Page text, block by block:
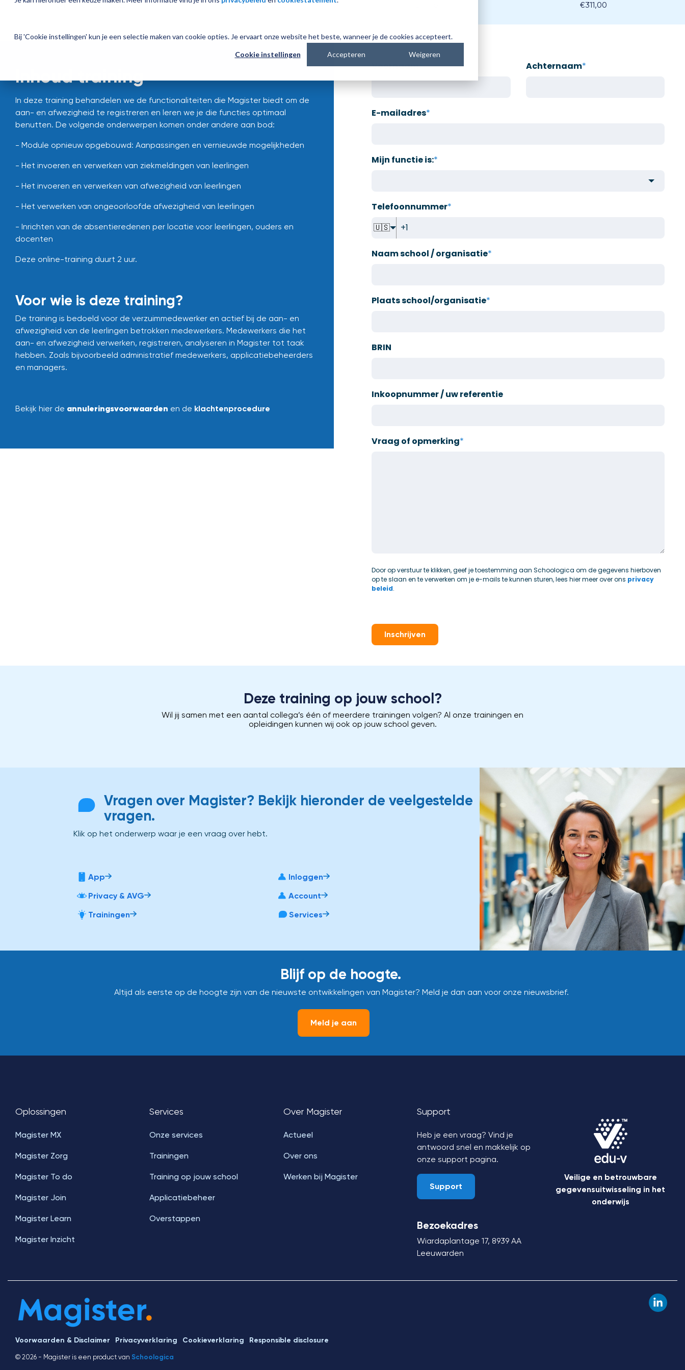
Bij 'Cookie instellingen' kun je een selectie maken van cookie opties. Je ervaart onze website het beste, wanneer je de cookies accepteert.
Cookie instellingen Accepteren Weigeren
04 november 2025 13:00 - 15:00 uur €311,00
Inhoud training
In deze training behandelen we de functionaliteiten die Magister biedt om de
aan- en afwezigheid te registreren en leren we je die functies optimaal
benutten. De volgende onderwerpen komen onder andere aan bod:
- Module opnieuw opgebouwd: Aanpassingen en vernieuwde mogelijkheden
- Het invoeren en verwerken van ziekmeldingen van leerlingen
- Het invoeren en verwerken van afwezigheid van leerlingen
- Het verwerken van ongeoorloofde afwezigheid van leerlingen
- Inrichten van de absentieredenen per locatie voor leerlingen, ouders en
docenten
Deze online-training duurt 2 uur.
Voor wie is deze training?
De training is bedoeld voor de verzuimmedewerker en actief bij de aan- en
afwezigheid van de leerlingen betrokken medewerkers. Medewerkers die het
aan- en afwezigheid verwerken, registreren, analyseren in Magister tot taak
hebben. Zoals bijvoorbeeld administratief medewerkers, applicatiebeheerders
en managers.
Bekijk hier de annuleringsvoorwaarden en de klachtenprocedure
Voornaam* Achternaam*
E-mailadres*
Mijn functie is:*
Telefoonnummer*
🇺🇸
Naam school / organisatie*
Plaats school/organisatie*
BRIN
Inkoopnummer / uw referentie
Vraag of opmerking*
Door op verstuur te klikken, geef je toestemming aan Schoologica om de gegevens hierboven
op te slaan en te verwerken om je e-mails te kunnen sturen, lees hier meer over ons privacy
beleid.
Inschrijven
Deze training op jouw school?
Wil jij samen met een aantal collega’s één of meerdere trainingen volgen? Al onze trainingen en
opleidingen kunnen wij ook op jouw school geven.
Vragen over Magister? Bekijk hieronder de veelgestelde
vragen.
Klik op het onderwerp waar je een vraag over hebt.
App
Inloggen
Privacy & AVG
Account
Trainingen
Services
Blijf op de hoogte.
Altijd als eerste op de hoogte zijn van de nieuwste ontwikkelingen van Magister? Meld je dan aan voor onze nieuwsbrief.
Meld je aan
Oplossingen
Magister MX
Magister Zorg
Magister To do
Magister Join
Magister Learn
Magister Inzicht
Services
Onze services
Trainingen
Training op jouw school
Applicatiebeheer
Overstappen
Over Magister
Actueel
Over ons
Werken bij Magister
Support
Heb je een vraag? Vind je
antwoord snel en makkelijk op
onze support pagina.
Support
Bezoekadres
Wiardaplantage 17, 8939 AA
Leeuwarden
Veilige en betrouwbare
gegevensuitwisseling in het
onderwijs
Voorwaarden & Disclaimer Privacyverklaring Cookieverklaring Responsible disclosure
© 2026 - Magister is een product van Schoologica